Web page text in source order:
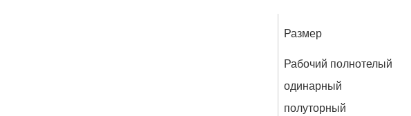
Размер
Рабочий полнотелый
одинарный
полуторный